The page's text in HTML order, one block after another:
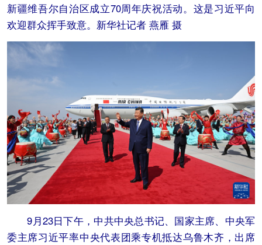
新疆维吾尔自治区成立70周年庆祝活动。这是习近平向
欢迎群众挥手致意。新华社记者 燕雁 摄
9月23日下午，中共中央总书记、国家主席、中央军
委主席习近平率中央代表团乘专机抵达乌鲁木齐，出席